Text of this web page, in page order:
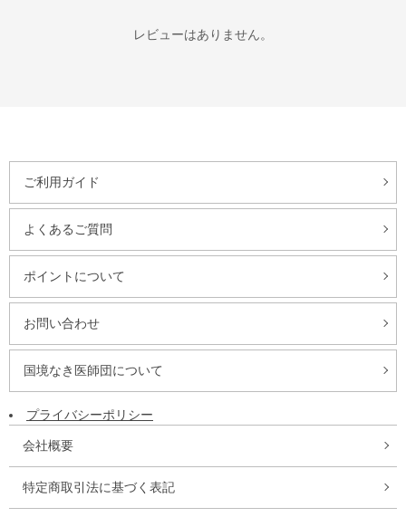
レビューはありません。
ご利用ガイド
よくあるご質問
ポイントについて
お問い合わせ
国境なき医師団について
プライバシーポリシー
会社概要
特定商取引法に基づく表記